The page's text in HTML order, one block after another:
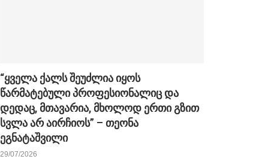
“ყველა ქალს შეუძლია იყოს
წარმატებული პროფესიონალიც და
დედაც, მთავარია, მხოლოდ ერთი გზით
სვლა არ აირჩიოს” – თეონა
ეგნატაშვილი
29/07/2026